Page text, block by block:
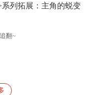
列拓展：主角的蜕变
翻~